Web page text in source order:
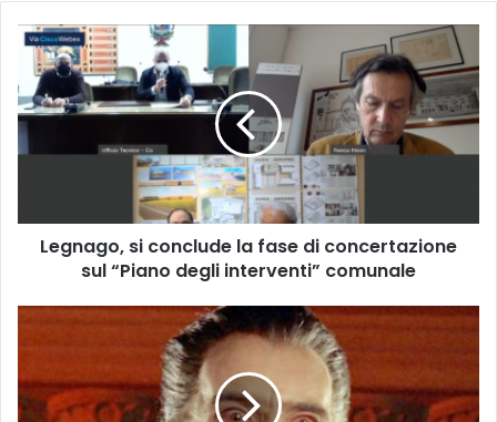
Legnago,
conclude
la
fase
di
“Piano
degli
interventi”
Legnago, si conclude la fase di concertazione
sul “Piano degli interventi” comunale
contemporaneità,
uno